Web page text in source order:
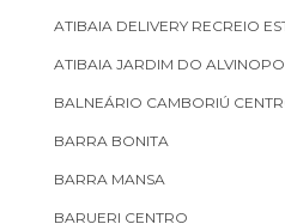
ATIBAIA DELIVERY RECREIO
ATIBAIA JARDIM DO
BALNEÁRIO CAMBORIÚ
BARRA BONITA
BARRA MANSA
BARUERI CENTRO